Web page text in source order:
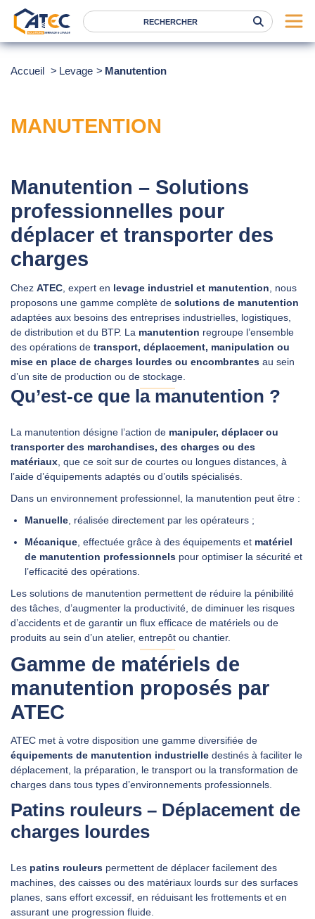
Marques
Nos agences
Atec
RSE
DEMANDER UN DEVIS
Accueil Levage Manutention
MANUTENTION
Manutention – Solutions
professionnelles pour
déplacer et transporter des
charges
Chez ATEC , expert en levage industriel et manutention , nous
proposons une gamme complète de solutions de manutention
adaptées aux besoins des entreprises industrielles, logistiques,
de distribution et du BTP. La manutention regroupe l’ensemble
des opérations de transport, déplacement, manipulation ou
mise en place de charges lourdes ou encombrantes au sein
d’un site de production ou de stockage.
Qu’est-ce que la manutention ?
La manutention désigne l’action de manipuler, déplacer ou
transporter des marchandises, des charges ou des
matériaux , que ce soit sur de courtes ou longues distances, à
l’aide d’équipements adaptés ou d’outils spécialisés.
Dans un environnement professionnel, la manutention peut être :
Manuelle , réalisée directement par les opérateurs ;
Mécanique , effectuée grâce à des équipements et matériel
de manutention professionnels pour optimiser la sécurité et
l’efficacité des opérations.
Les solutions de manutention permettent de réduire la pénibilité
des tâches, d’augmenter la productivité, de diminuer les risques
d’accidents et de garantir un flux efficace de matériels ou de
produits au sein d’un atelier, entrepôt ou chantier.
Gamme de matériels de
manutention proposés par
ATEC
ATEC met à votre disposition une gamme diversifiée de
équipements de manutention industrielle destinés à faciliter le
déplacement, la préparation, le transport ou la transformation de
charges dans tous types d’environnements professionnels.
Patins rouleurs – Déplacement de
charges lourdes
Les patins rouleurs permettent de déplacer facilement des
machines, des caisses ou des matériaux lourds sur des surfaces
planes, sans effort excessif, en réduisant les frottements et en
assurant une progression fluide.